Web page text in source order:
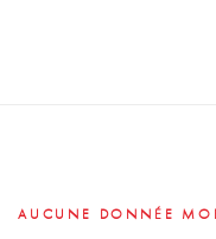
AUCUNE DONNÉE